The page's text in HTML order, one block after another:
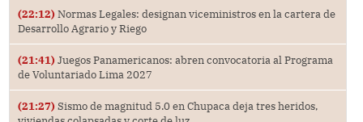
(22:12) Normas Legales: designan viceministros en la cartera de
Desarrollo Agrario y Riego
(21:41) Juegos Panamericanos: abren convocatoria al Programa
de Voluntariado Lima 2027
(21:27) Sismo de magnitud 5.0 en Chupaca deja tres heridos,